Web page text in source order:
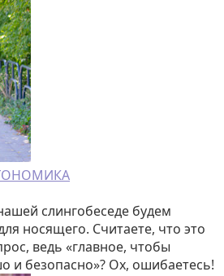
слингобеседе будем
носящего. Считаете, что это
ведь «главное, чтобы
и безопасно»? Ох, ошибаетесь!